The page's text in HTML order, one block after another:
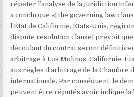
répéter l’analyse de la juridiction
a conclu que «[the governing law
l’État de Californie, États-Unis,
dispute resolution clause] prévoit
découlant du contrat seront
arbitrage à Los Molinos, Californie,
aux règles d’arbitrage de la Chambre
internationale. Par conséquent, le
peuvent être réputés avoir indiqué la